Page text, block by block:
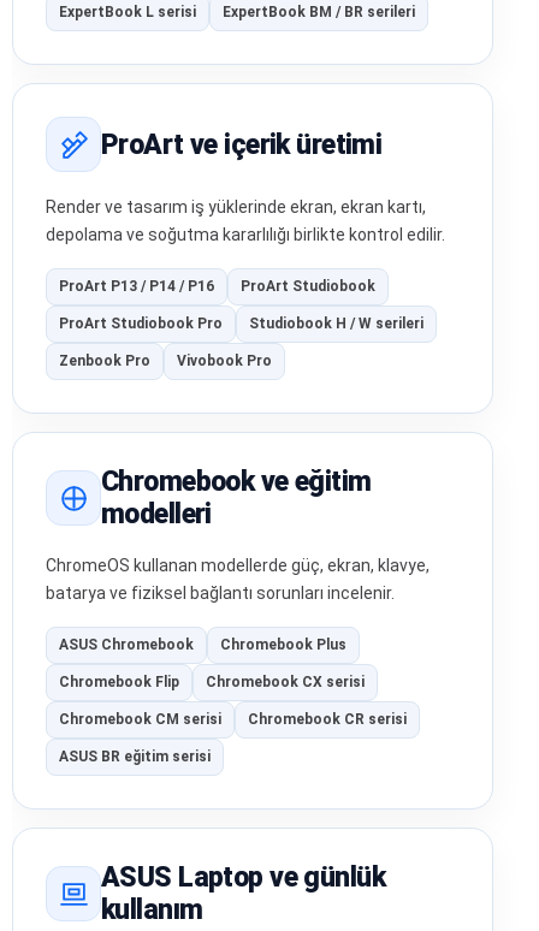
ExpertBook L serisi ExpertBook BM / BR serileri
ProArt ve içerik üretimi
Render ve tasarım iş yüklerinde ekran, ekran kartı,
depolama ve soğutma kararlılığı birlikte kontrol edilir.
ProArt P13 / P14 / P16 ProArt Studiobook
ProArt Studiobook Pro Studiobook H / W serileri
Zenbook Pro Vivobook Pro
Chromebook ve eğitim
modelleri
ChromeOS kullanan modellerde güç, ekran, klavye,
batarya ve fiziksel bağlantı sorunları incelenir.
ASUS Chromebook Chromebook Plus
Chromebook Flip Chromebook CX serisi
Chromebook CM serisi Chromebook CR serisi
ASUS BR eğitim serisi
ASUS Laptop ve günlük
kullanım